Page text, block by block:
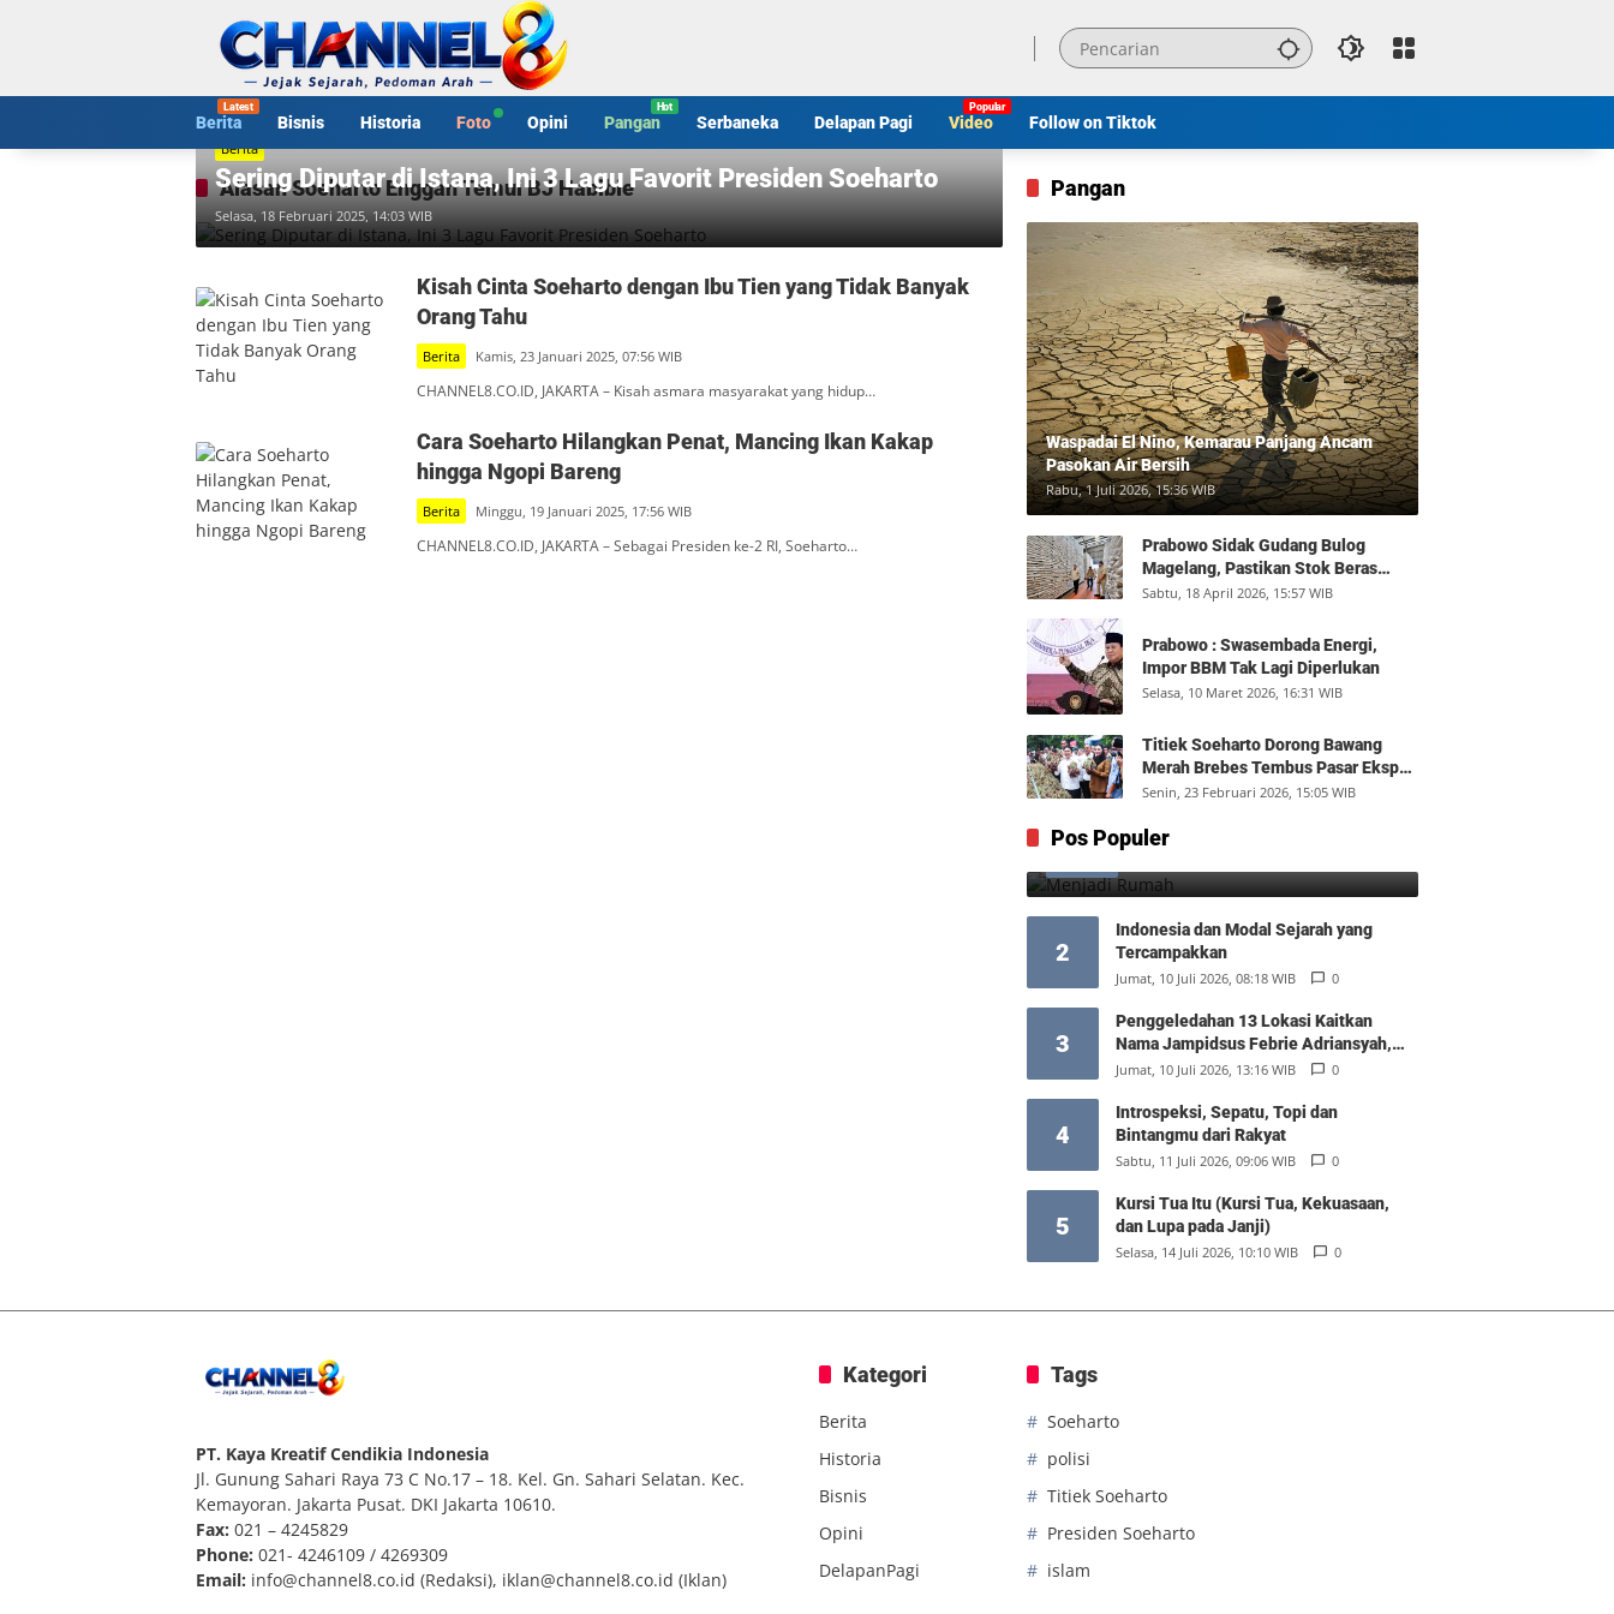
Berita Bisnis Historia Foto Opini Pangan Serbaneka Delapan Pagi Video Follow on Tiktok
Alasan Soeharto Enggan Temui BJ Habibie
Berita
Sering Diputar di Istana, Ini 3 Lagu Favorit Presiden Soeharto
Selasa, 18 Februari 2025, 14:03 WIB
Kisah Cinta Soeharto dengan Ibu Tien yang Tidak Banyak
Orang Tahu
Berita Kamis, 23 Januari 2025, 07:56 WIB
CHANNEL8.CO.ID, JAKARTA – Kisah asmara masyarakat yang hidup…
Cara Soeharto Hilangkan Penat, Mancing Ikan Kakap
hingga Ngopi Bareng
Berita Minggu, 19 Januari 2025, 17:56 WIB
CHANNEL8.CO.ID, JAKARTA – Sebagai Presiden ke-2 RI, Soeharto…
Pangan
Waspadai El Nino, Kemarau Panjang Ancam
Pasokan Air Bersih
Rabu, 1 Juli 2026, 15:36 WIB
Prabowo Sidak Gudang Bulog
Magelang, Pastikan Stok Beras
Aman dan Distribusi Lancar
Sabtu, 18 April 2026, 15:57 WIB
Prabowo : Swasembada Energi,
Impor BBM Tak Lagi Diperlukan
Selasa, 10 Maret 2026, 16:31 WIB
Titiek Soeharto Dorong Bawang
Merah Brebes Tembus Pasar Ekspor,
Petani Bisa Untung Rp350 Juta per
Senin, 23 Februari 2026, 15:05 WIB
Pos Populer
1 Menjadi Rumah
2
Indonesia dan Modal Sejarah yang
Tercampakkan
Jumat, 10 Juli 2026, 08:18 WIB 0
3
Penggeledahan 13 Lokasi Kaitkan
Nama Jampidsus Febrie Adriansyah,
Polisi Sita Rp476 Miliar dan 74 Kg Emas
Jumat, 10 Juli 2026, 13:16 WIB 0
4
Introspeksi, Sepatu, Topi dan
Bintangmu dari Rakyat
Sabtu, 11 Juli 2026, 09:06 WIB 0
5
Kursi Tua Itu (Kursi Tua, Kekuasaan,
dan Lupa pada Janji)
Selasa, 14 Juli 2026, 10:10 WIB 0
PT. Kaya Kreatif Cendikia Indonesia
Jl. Gunung Sahari Raya 73 C No.17 – 18. Kel. Gn. Sahari Selatan. Kec.
Kemayoran. Jakarta Pusat. DKI Jakarta 10610.
Fax: 021 – 4245829
Phone: 021- 4246109 / 4269309
Email: info@channel8.co.id (Redaksi), iklan@channel8.co.id (Iklan)
Kategori
Berita
Historia
Bisnis
Opini
DelapanPagi
Tags
Soeharto
polisi
Titiek Soeharto
Presiden Soeharto
islam